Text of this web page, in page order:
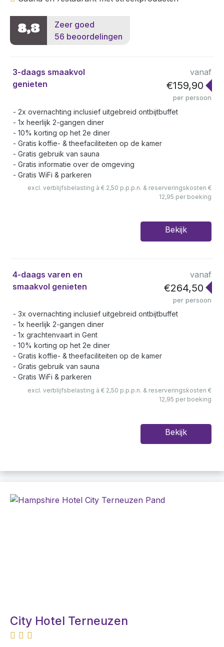
8,3
Zeer goed
56 beoordelingen
3-daags smaakvol
genieten
vanaf
€159,90
per persoon
2x overnachting inclusief uitgebreid ontbijtbuffet
1x heerlijk 2-gangen diner
10% korting op het 2e diner
Gratis koffie- & theefaciliteiten op de kamer
Gratis gebruik van sauna
Gratis informatie over de omgeving
Gratis WiFi & parkeren
excl. verblijfsbelasting à € 2,50 p.p.p.n. & reserveringskosten €
12,95 per boeking
Bekijk
4-daags varen en
smaakvol genieten
vanaf
€264,50
per persoon
3x overnachting inclusief uitgebreid ontbijtbuffet
1x heerlijk 2-gangen diner
1x grachtenvaart in Gent
10% korting op het 2e diner
Gratis koffie- & theefaciliteiten op de kamer
Gratis gebruik van sauna
Gratis WiFi & parkeren
excl. verblijfsbelasting à € 2,50 p.p.p.n. & reserveringskosten €
12,95 per boeking
Bekijk
City Hotel Terneuzen